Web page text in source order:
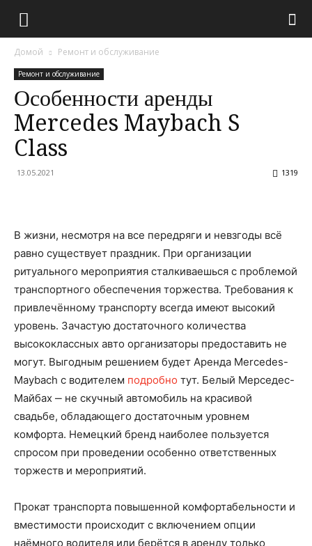
Домой Ремонт и обслуживание
Ремонт и обслуживание
Особенности аренды
Mercedes Maybach S
Class
13.05.2021 1319
В жизни, несмотря на все передряги и невзгоды всё
равно существует праздник. При организации
ритуального мероприятия сталкиваешься с проблемой
транспортного обеспечения торжества. Требования к
привлечённому транспорту всегда имеют высокий
уровень. Зачастую достаточного количества
высококлассных авто организаторы предоставить не
могут. Выгодным решением будет Аренда Mercedes-
Maybach с водителем подробно тут. Белый Мерседес-
Майбах ‒ не скучный автомобиль на красивой
свадьбе, обладающего достаточным уровнем
комфорта. Немецкий бренд наиболее пользуется
спросом при проведении особенно ответственных
торжеств и мероприятий.
Прокат транспорта повышенной комфортабельности и
вместимости происходит с включением опции
наёмного водителя или берётся в аренду только